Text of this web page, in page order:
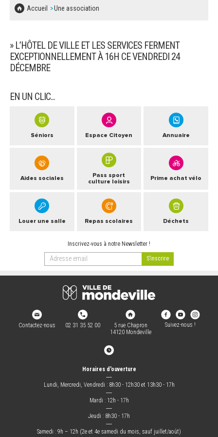
Accueil Une association
» L’HÔTEL DE VILLE ET LES SERVICES FERMENT
EXCEPTIONNELLEMENT À 16H CE VENDREDI 24
DÉCEMBRE
EN UN CLIC...
Séniors Espace Citoyen Annuaire
Aides sociales
Pass sport
culture loisirs
Prime achat vélo
Louer une salle Repas scolaires Déchets
Inscrivez-vous à notre Newsletter !
Contactez-nous 02 31 35 52 00
5 rue Chapron
14120 Mondeville
Suivez-nous !
Horaires d'ouverture
―
Lundi, Mercredi, Vendredi : 8h30 - 12h30 et 13h30 - 17h
―
Mardi : 12h - 17h
―
Jeudi : 8h30 - 17h
―
Samedi : 9h – 12h (2e et 4e samedi du mois, sauf juillet/août)
CONCERTATIONS PUBLIQUES
SOLIDARITÉ, LOGEMENT
SÉNIORS
URBANISME
POLICE MUNICIPALE
SIGNALEMENTS
BESOIN D'UNE AIDE ?
LES ASSOCIATIONS
MARCHÉS PUBLICS
DOCUMENT D'INFORMATION COMMUNAL
SUR LES RISQUES MAJEURS
REGLEMENT LOCAL DE PUBLICITÉ
DECLARATION DE DEMARCHAGE
DOSSIER DE DEMANDE DE SUBVENTION
DEMANDE DE PRÊT DE MATERIEL
PLAN D'ACTION MUNICIPAL
ARRÊTÉS MUNICIPAUX
DÉLIBÉRATIONS